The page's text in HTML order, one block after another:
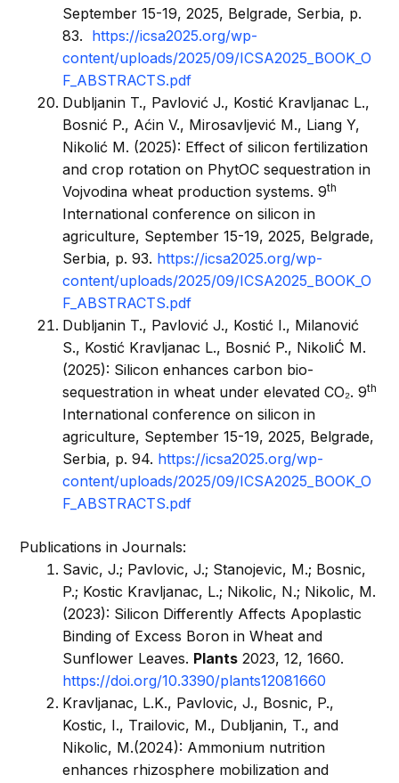
September 15-19, 2025, Belgrade, Serbia, p.
83. https://icsa2025.org/wp-
content/uploads/2025/09/ICSA2025_BOOK_O
F_ABSTRACTS.pdf
Dubljanin T., Pavlović J., Kostić Kravljanac L.,
Bosnić P., Aćin V., Mirosavljević M., Liang Y,
Nikolić M. (2025): Effect of silicon fertilization
and crop rotation on PhytOC sequestration in
Vojvodina wheat production systems. 9th
International conference on silicon in
agriculture, September 15-19, 2025, Belgrade,
Serbia, p. 93. https://icsa2025.org/wp-
content/uploads/2025/09/ICSA2025_BOOK_O
F_ABSTRACTS.pdf
Dubljanin T., Pavlović J., Kostić I., Milanović
S., Kostić Kravljanac L., Bosnić P., NikoliĆ M.
(2025): Silicon enhances carbon bio-
sequestration in wheat under elevated CO₂. 9th
International conference on silicon in
agriculture, September 15-19, 2025, Belgrade,
Serbia, p. 94. https://icsa2025.org/wp-
content/uploads/2025/09/ICSA2025_BOOK_O
F_ABSTRACTS.pdf
Publications in Journals:
Savic, J.; Pavlovic, J.; Stanojevic, M.; Bosnic,
P.; Kostic Kravljanac, L.; Nikolic, N.; Nikolic, M.
(2023): Silicon Differently Affects Apoplastic
Binding of Excess Boron in Wheat and
Sunflower Leaves. Plants 2023, 12, 1660.
https://doi.org/10.3390/plants12081660
Kravljanac, L.K., Pavlovic, J., Bosnic, P.,
Kostic, I., Trailovic, M., Dubljanin, T., and
Nikolic, M.(2024): Ammonium nutrition
enhances rhizosphere mobilization and